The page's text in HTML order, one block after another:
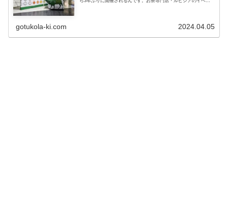
gotukola-ki.com 2024.04.05